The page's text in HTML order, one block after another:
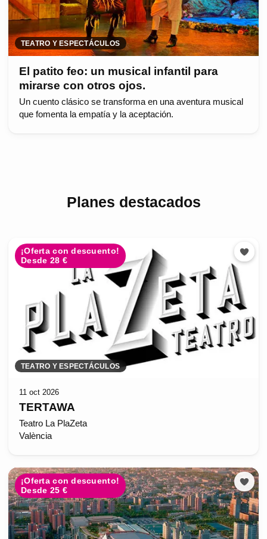
TEATRO Y ESPECTÁCULOS
El patito feo: un musical infantil para
mirarse con otros ojos.
Un cuento clásico se transforma en una aventura musical
que fomenta la empatía y la aceptación.
Planes destacados
¡Oferta con descuento!
Desde 28 €
TEATRO Y ESPECTÁCULOS
11 oct 2026
TERTAWA
Teatro La PlaZeta
València
¡Oferta con descuento!
Desde 25 €